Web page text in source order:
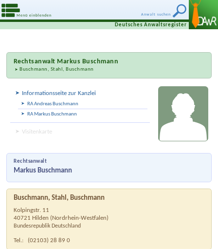
Anwalt suchen
Menü einblenden
Deutsches Anwaltsregister
Rechtsanwalt Markus Buschmann
Buschmann, Stahl, Buschmann
Informationsseite zur Kanzlei
RA Andreas Buschmann
RA Markus Buschmann
Visitenkarte
Rechtsanwalt
Markus Buschmann
Buschmann, Stahl, Buschmann
Kolpingstr. 11
40721 Hilden ( Nordrhein-Westfalen)
Bundesrepublik Deutschland
Tel.: (02103) 28 89 0